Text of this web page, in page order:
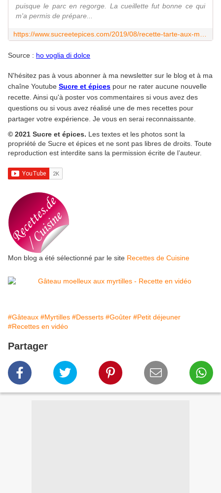
puisque le parc en regorge. La cueillette fut bonne ce qui
m'a permis de prépare...
Source : ho voglia di dolce
N'hésitez pas à vous abonner à ma newsletter sur le blog et à ma
chaîne Youtube Sucre et épices pour ne rater aucune nouvelle
recette. Ainsi qu'à poster vos commentaires si vous avez des
questions ou si vous avez réalisé une de mes recettes pour
partager votre expérience. Je vous en serai reconnaissante.
© 2021 Sucre et épices. Les textes et les photos sont la
propriété de Sucre et épices et ne sont pas libres de droits. Toute
reproduction est interdite sans la permission écrite de l’auteur.
Mon blog a été sélectionné par le site Recettes de Cuisine
#Gâteaux #Myrtilles #Desserts #Goûter #Petit déjeuner
#Recettes en vidéo
Partager